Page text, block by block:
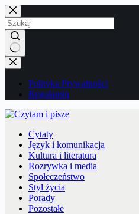
Przejdź
do
treści
Brak
wyników
Polityka Prywatności
Regulamin
Cytaty
Język i komunikacja
Kultura i literatura
Rozrywka i media
Społeczeństwo
Styl życia
Porady
Pozostałe